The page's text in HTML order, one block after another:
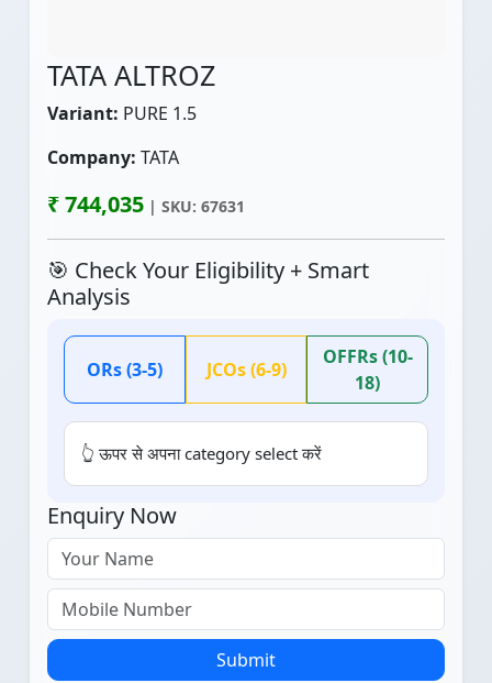
TATA ALTROZ
Variant: PURE 1.5
Company: TATA
₹ 744,035 | SKU: 67631
🎯 Check Your Eligibility + Smart
Analysis
ORs (3-5) JCOs (6-9)
OFFRs (10-
18)
👆 ऊपर से अपना category select करें
Enquiry Now
Submit